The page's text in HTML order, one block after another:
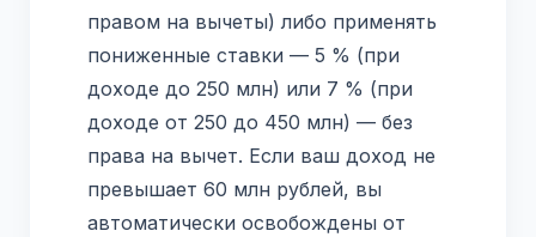
правом на вычеты) либо применять
пониженные ставки — 5 % (при
доходе до 250 млн) или 7 % (при
доходе от 250 до 450 млн) — без
права на вычет. Если ваш доход не
превышает 60 млн рублей, вы
автоматически освобождены от